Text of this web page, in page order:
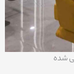
شده